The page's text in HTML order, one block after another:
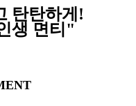
탄탄하게!
생 면티"